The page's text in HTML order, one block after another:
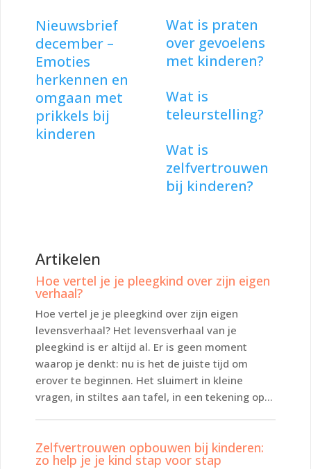
Nieuwsbrief
december –
Emoties
herkennen en
omgaan met
prikkels bij
kinderen
Wat is praten
over gevoelens
met kinderen?
Wat is
teleurstelling?
Wat is
zelfvertrouwen
bij kinderen?
Artikelen
Hoe vertel je je pleegkind over zijn eigen
verhaal?
Hoe vertel je je pleegkind over zijn eigen
levensverhaal? Het levensverhaal van je
pleegkind is er altijd al. Er is geen moment
waarop je denkt: nu is het de juiste tijd om
erover te beginnen. Het sluimert in kleine
vragen, in stiltes aan tafel, in een tekening op...
Zelfvertrouwen opbouwen bij kinderen:
zo help je je kind stap voor stap